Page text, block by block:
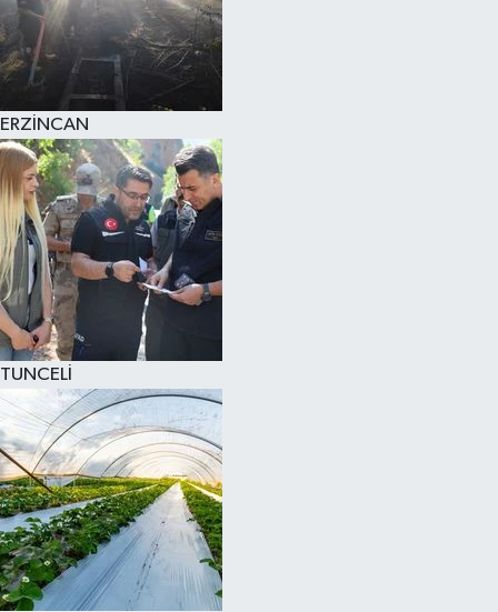
ERZİNCAN
TUNCELİ